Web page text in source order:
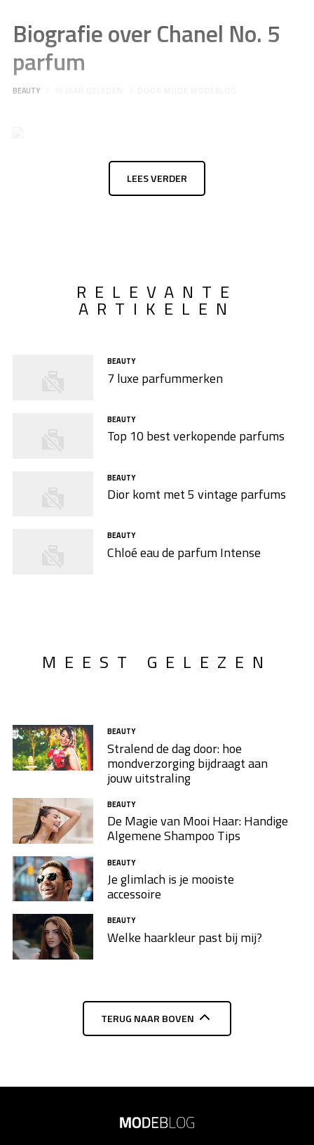
Biografie over Chanel No. 5
parfum
BEAUTY
LEES VERDER
RELEVANTE
ARTIKELEN
BEAUTY
7 luxe parfummerken
BEAUTY
Top 10 best verkopende parfums
BEAUTY
Dior komt met 5 vintage parfums
BEAUTY
Chloé eau de parfum Intense
MEEST GELEZEN
BEAUTY
Stralend de dag door: hoe
mondverzorging bijdraagt aan
jouw uitstraling
BEAUTY
De Magie van Mooi Haar: Handige
Algemene Shampoo Tips
BEAUTY
Je glimlach is je mooiste
accessoire
BEAUTY
Welke haarkleur past bij mij?
TERUG NAAR BOVEN